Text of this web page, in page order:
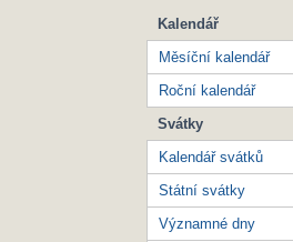
Kalendář
Měsíční kalendář
Roční kalendář
Svátky
Kalendář svátků
Státní svátky
Významné dny